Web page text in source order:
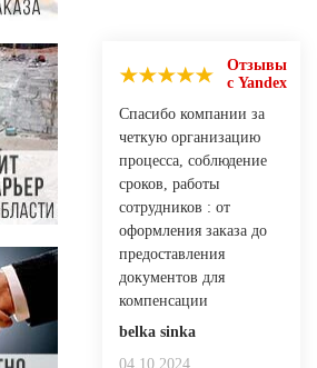
Отзывы
с Yandex
Спасибо компании за
четкую организацию
процесса, соблюдение
сроков, работы
сотрудников : от
оформления заказа до
предоставления
документов для
компенсации
belka sinka
04.10.2024